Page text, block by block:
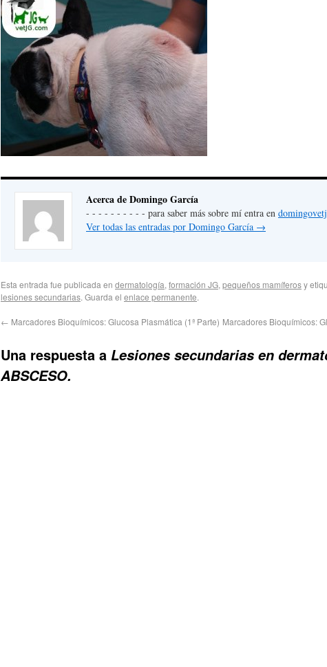
Acerca de Domingo García
- - - - - - - - - - para saber más sobre mí entra en
Ver todas las entradas por Domingo García →
Esta entrada fue publicada en dermatología,formación JG,pequeños mamíferosy
lesiones secundarias. Guarda el enlace permanente.
← Marcadores Bioquímicos: Glucosa Plasmática (1ª Parte) Marcadores Bioquímicos:
Una respuesta a Lesiones secundarias en
ABSCESO.